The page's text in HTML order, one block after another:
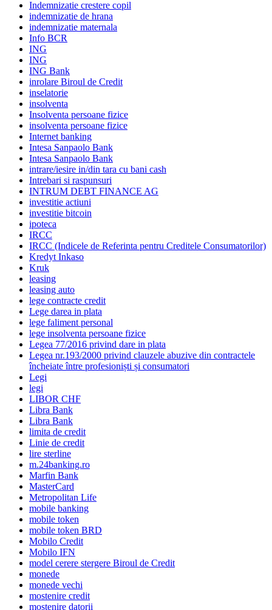
Indemnizatie crestere copil
indemnizatie de hrana
indemnizatie maternala
Info BCR
ING
ING
ING Bank
inrolare Biroul de Credit
inselatorie
insolventa
Insolventa persoane fizice
insolventa persoane fizice
Internet banking
Intesa Sanpaolo Bank
Intesa Sanpaolo Bank
intrare/iesire in/din tara cu bani cash
Intrebari si raspunsuri
INTRUM DEBT FINANCE AG
investitie actiuni
investitie bitcoin
ipoteca
IRCC
IRCC (Indicele de Referinta pentru Creditele Consumatorilor)
Kredyt Inkaso
Kruk
leasing
leasing auto
lege contracte credit
Lege darea in plata
lege faliment personal
lege insolventa persoane fizice
Legea 77/2016 privind dare in plata
Legea nr.193/2000 privind clauzele abuzive din contractele
încheiate între profesioniști și consumatori
Legi
legi
LIBOR CHF
Libra Bank
Libra Bank
limita de credit
Linie de credit
lire sterline
m.24banking.ro
Marfin Bank
MasterCard
Metropolitan Life
mobile banking
mobile token
mobile token BRD
Mobilo Credit
Mobilo IFN
model cerere stergere Biroul de Credit
monede
monede vechi
mostenire credit
mostenire datorii